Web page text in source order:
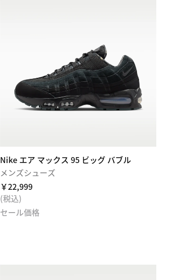
Nike エア マックス 95 ビッグ バブル
メンズシューズ
￥22,999
(税込)
セール価格